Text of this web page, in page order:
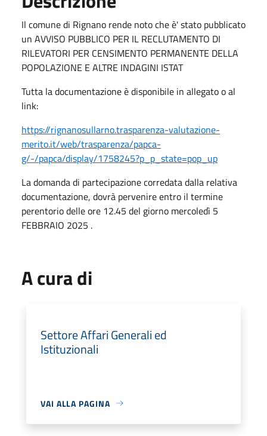
Il comune di Rignano rende noto che è' stato pubblicato
un AVVISO PUBBLICO PER IL RECLUTAMENTO DI
RILEVATORI PER CENSIMENTO PERMANENTE DELLA
POPOLAZIONE E ALTRE INDAGINI ISTAT
Tutta la documentazione è disponibile in allegato o al
link:
https://rignanosullarno.trasparenza-valutazione-
merito.it/web/trasparenza/papca-
g/-/papca/display/1758245?p_p_state=pop_up
La domanda di partecipazione corredata dalla relativa
documentazione, dovrà pervenire entro il termine
perentorio delle ore 12.45 del giorno mercoledì 5
FEBBRAIO 2025 .
A cura di
Settore Affari Generali ed
Istituzionali
VAI ALLA PAGINA